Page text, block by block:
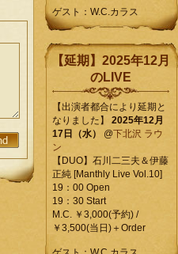
ゲスト：W.C.カラス
【延期】2025年12月
のLIVE
【出演者都合により延期と
なりました】 2025年12月
17日（水）
@下北沢 ラウ
ン
【DUO】石川二三夫＆伊藤
正純 [Manthly Live Vol.10]
19：00 Open
19：30 Start
M.C. ￥3,000(予約) /
￥3,500(当日)＋Order